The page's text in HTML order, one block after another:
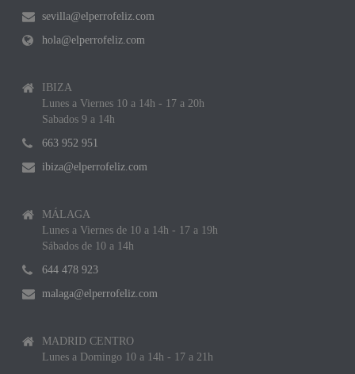
sevilla@elperrofeliz.com
hola@elperrofeliz.com
IBIZA
Lunes a Viernes 10 a 14h - 17 a 20h
Sabados 9 a 14h
663 952 951
ibiza@elperrofeliz.com
MÁLAGA
Lunes a Viernes de 10 a 14h - 17 a 19h
Sábados de 10 a 14h
644 478 923
malaga@elperrofeliz.com
MADRID CENTRO
Lunes a Domingo 10 a 14h - 17 a 21h